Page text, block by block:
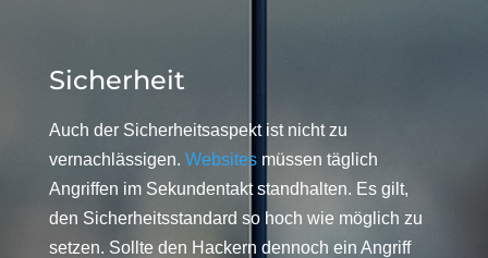
Sicherheit
Auch der Sicherheitsaspekt ist nicht zu
vernachlässigen. Websitesmüssen täglich
Angriffen im Sekundentakt standhalten. Es gilt,
den Sicherheitsstandard so hoch wie möglich zu
setzen. Sollte den Hackern dennoch ein Angriff